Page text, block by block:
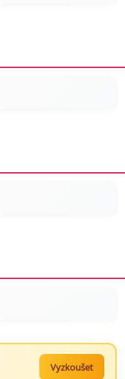
Vyzkoušet